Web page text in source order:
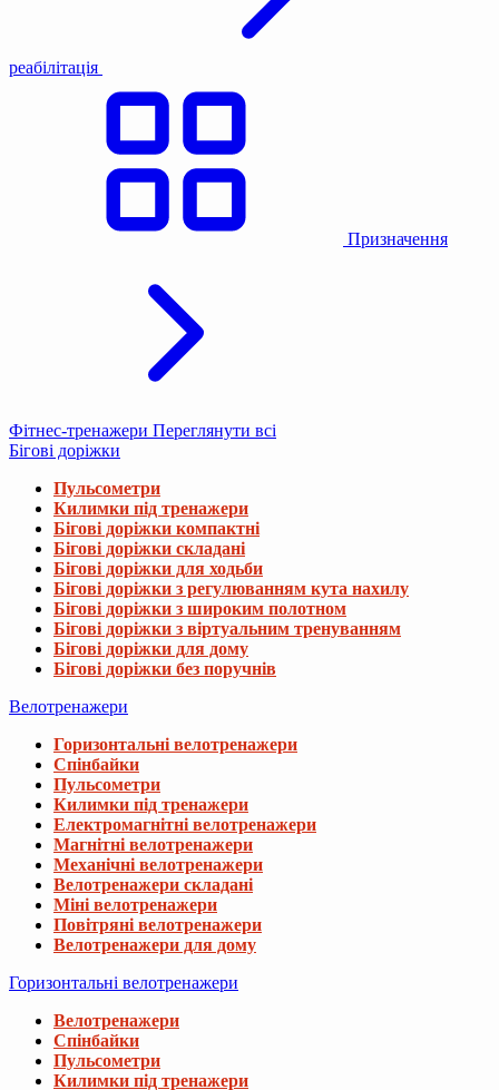
реабілітація
Призначення
Фітнес-тренажери Переглянути всі
Бігові доріжки
Пульсометри
Килимки під тренажери
Бігові доріжки компактні
Бігові доріжки складані
Бігові доріжки для ходьби
Бігові доріжки з регулюванням кута нахилу
Бігові доріжки з широким полотном
Бігові доріжки з віртуальним тренуванням
Бігові доріжки для дому
Бігові доріжки без поручнів
Велотренажери
Горизонтальні велотренажери
Спінбайки
Пульсометри
Килимки під тренажери
Електромагнітні велотренажери
Магнітні велотренажери
Механічні велотренажери
Велотренажери складані
Міні велотренажери
Повітряні велотренажери
Велотренажери для дому
Горизонтальні велотренажери
Велотренажери
Спінбайки
Пульсометри
Килимки під тренажери